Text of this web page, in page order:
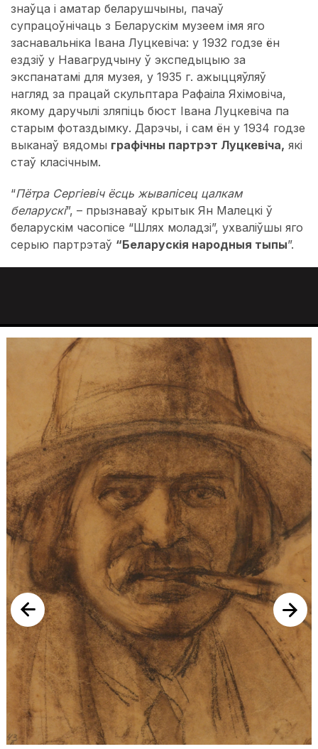
знаўца і аматар беларушчыны, пачаў
супрацоўнічаць з Беларускім музеем імя яго
заснавальніка Івана Луцкевіча: у 1932 годзе ён
ездзіў у Навагрудчыну ў экспедыцыю за
экспанатамі для музея, у 1935 г. ажыццяўляў
нагляд за працай скульптара Рафаіла Яхімовіча,
якому даручылі зляпіць бюст Івана Луцкевіча па
старым фотаздымку. Дарэчы, і сам ён у 1934 годзе
выканаў вядомы графічны партрэт Луцкевіча, які
стаў класічным.
“Пётра Сергіевіч ёсць жывапісец цалкам
беларускі”, – прызнаваў крытык Ян Малецкі ў
беларускім часопісе “Шлях моладзі”, ухваліўшы яго
серыю партрэтаў “Беларускія народныя тыпы”.